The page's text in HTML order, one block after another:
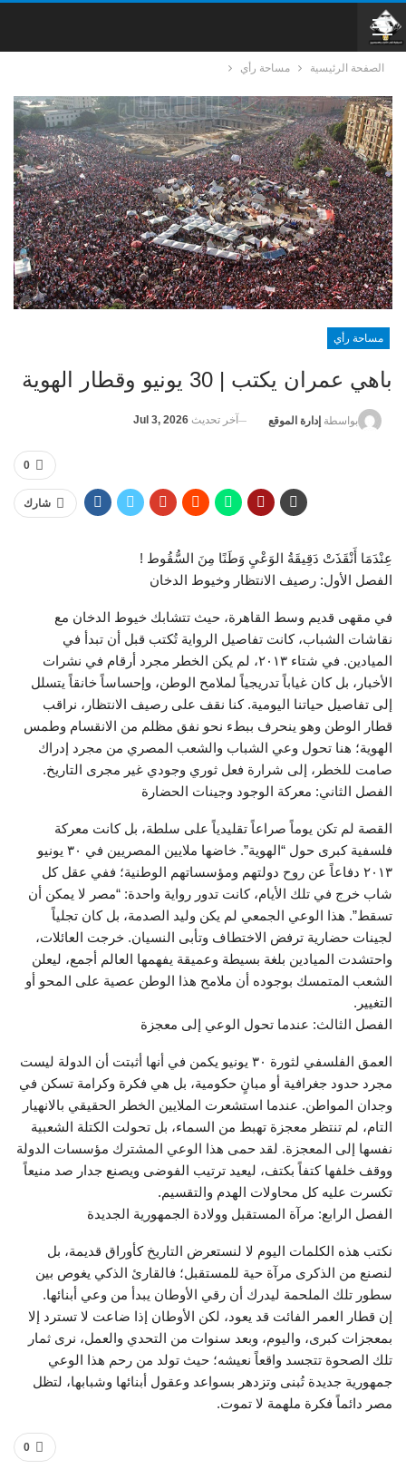
الصفحة الرئيسية مساحة رأي
مساحة رأي
باهي عمران يكتب | 30 يونيو وقطار الهوية
بواسطة إدارة الموقع آخر تحديث Jul 3, 2026
0
شارك
عِنْدَمَا أَنْقَذَتْ دَقِيقَةُ الوَعْيِ وَطَنًا مِنَ السُّقُوط !
الفصل الأول: رصيف الانتظار وخيوط الدخان
في مقهى قديم وسط القاهرة، حيث تتشابك خيوط الدخان مع
نقاشات الشباب، كانت تفاصيل الرواية تُكتب قبل أن تبدأ في
الميادين. في شتاء ٢٠١٣، لم يكن الخطر مجرد أرقام في نشرات
الأخبار، بل كان غياباً تدريجياً لملامح الوطن، وإحساساً خانقاً يتسلل
إلى تفاصيل حياتنا اليومية. كنا نقف على رصيف الانتظار، نراقب
قطار الوطن وهو ينحرف ببطء نحو نفق مظلم من الانقسام وطمس
الهوية؛ هنا تحول وعي الشباب والشعب المصري من مجرد إدراك
صامت للخطر، إلى شرارة فعل ثوري وجودي غير مجرى التاريخ.
الفصل الثاني: معركة الوجود وجينات الحضارة
القصة لم تكن يوماً صراعاً تقليدياً على سلطة، بل كانت معركة
فلسفية كبرى حول “الهوية”. خاضها ملايين المصريين في ٣٠ يونيو
٢٠١٣ دفاعاً عن روح دولتهم ومؤسساتهم الوطنية؛ ففي عقل كل
شاب خرج في تلك الأيام، كانت تدور رواية واحدة: “مصر لا يمكن أن
تسقط”. هذا الوعي الجمعي لم يكن وليد الصدمة، بل كان تجلياً
لجينات حضارية ترفض الاختطاف وتأبى النسيان. خرجت العائلات،
واحتشدت الميادين بلغة بسيطة وعميقة يفهمها العالم أجمع، ليعلن
الشعب المتمسك بوجوده أن ملامح هذا الوطن عصية على المحو أو
التغيير.
الفصل الثالث: عندما تحول الوعي إلى معجزة
العمق الفلسفي لثورة ٣٠ يونيو يكمن في أنها أثبتت أن الدولة ليست
مجرد حدود جغرافية أو مبانٍ حكومية، بل هي فكرة وكرامة تسكن في
وجدان المواطن. عندما استشعرت الملايين الخطر الحقيقي بالانهيار
التام، لم تنتظر معجزة تهبط من السماء، بل تحولت الكتلة الشعبية
نفسها إلى المعجزة. لقد حمى هذا الوعي المشترك مؤسسات الدولة
ووقف خلفها كتفاً بكتف، ليعيد ترتيب الفوضى ويصنع جدار صد منيعاً
تكسرت عليه كل محاولات الهدم والتقسيم.
الفصل الرابع: مرآة المستقبل وولادة الجمهورية الجديدة
نكتب هذه الكلمات اليوم لا لنستعرض التاريخ كأوراق قديمة، بل
لنصنع من الذكرى مرآة حية للمستقبل؛ فالقارئ الذكي يغوص بين
سطور تلك الملحمة ليدرك أن رقي الأوطان يبدأ من وعي أبنائها.
إن قطار العمر الفائت قد يعود، لكن الأوطان إذا ضاعت لا تسترد إلا
بمعجزات كبرى، واليوم، وبعد سنوات من التحدي والعمل، نرى ثمار
تلك الصحوة تتجسد واقعاً نعيشه؛ حيث تولد من رحم هذا الوعي
جمهورية جديدة تُبنى وتزدهر بسواعد وعقول أبنائها وشبابها، لتظل
مصر دائماً فكرة ملهمة لا تموت.
0